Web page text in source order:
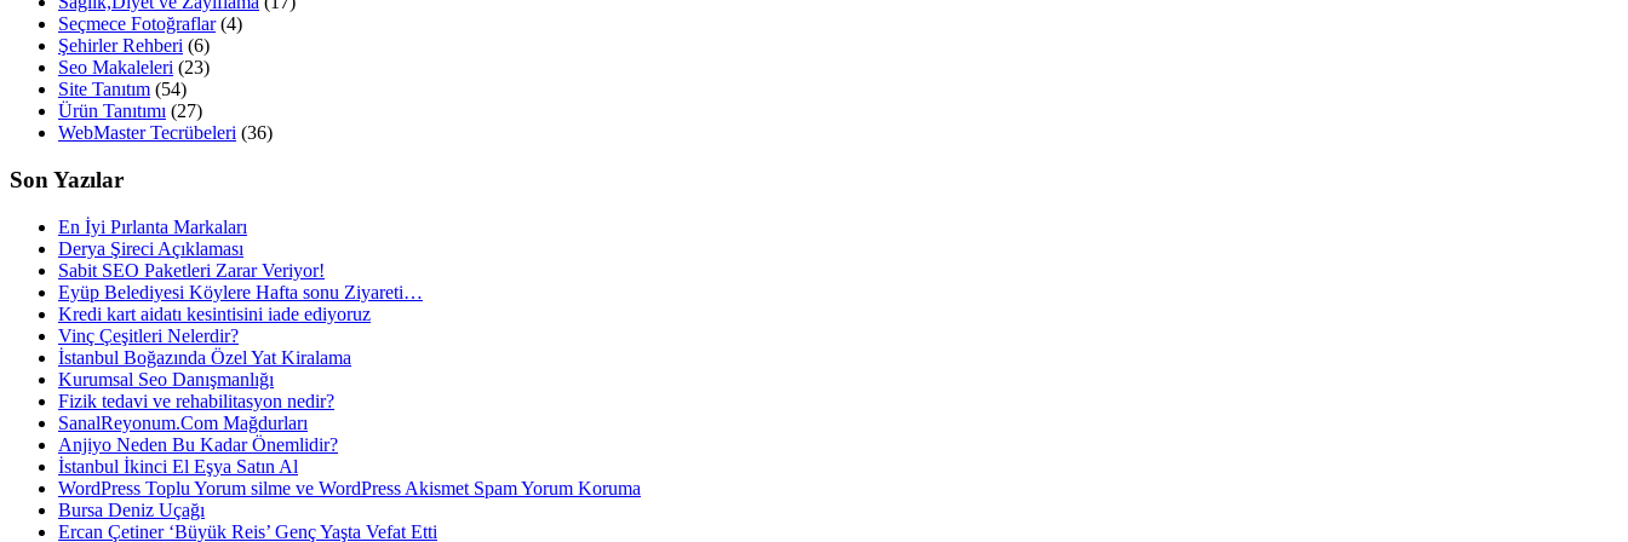
Seçmece Fotoğraflar(4)
Şehirler Rehberi (6)
Seo Makaleleri (23)
Site Tanıtım (54)
Ürün Tanıtımı (27)
WebMaster Tecrübeleri (36)
Son Yazılar
En İyi Pırlanta Markaları
Derya Şireci Açıklaması
Sabit SEO Paketleri Zarar Veriyor!
Eyüp Belediyesi Köylere Hafta sonu Ziyareti…
Kredi kart aidatı kesintisini iade ediyoruz
Vinç Çeşitleri Nelerdir?
İstanbul Boğazında Özel Yat Kiralama
Kurumsal Seo Danışmanlığı
Fizik tedavi ve rehabilitasyon nedir?
SanalReyonum.Com Mağdurları
Anjiyo Neden Bu Kadar Önemlidir?
İstanbul İkinci El Eşya Satın Al
WordPress Toplu Yorum silme ve WordPress Akismet Spam Yorum Koruma
Bursa Deniz Uçağı
Ercan Çetiner ‘Büyük Reis’ Genç Yaşta Vefat Etti